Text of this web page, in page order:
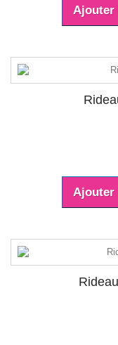
Ajouter
Ajouter